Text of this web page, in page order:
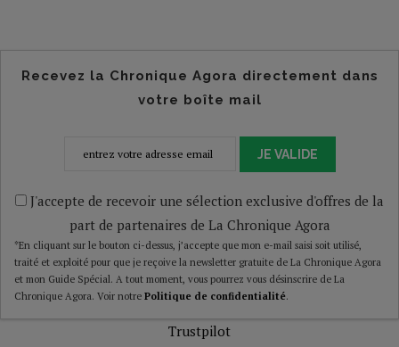
Recevez la Chronique Agora directement dans
votre boîte mail
JE VALIDE
J'accepte de recevoir une sélection exclusive d'offres de la
part de partenaires de La Chronique Agora
*En cliquant sur le bouton ci-dessus, j’accepte que mon e-mail saisi soit utilisé,
traité et exploité pour que je reçoive la newsletter gratuite de La Chronique Agora
et mon Guide Spécial. A tout moment, vous pourrez vous désinscrire de La
Chronique Agora. Voir notre Politique de confidentialité.
Trustpilot